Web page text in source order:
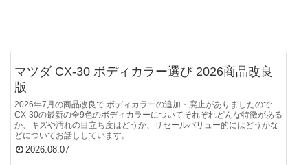
マツダ CX-30 ボディカラー選び 2026商品改良
版
2026年7月の商品改良で ボディカラーの追加・廃止がありましたので
CX-30の最新の全9色のボディカラーについてそれぞれどんな特徴がある
か、キズや汚れの目立ち度はどうか、リセールバリュー的にはどうかな
どについてお話ししています。
2026.08.07